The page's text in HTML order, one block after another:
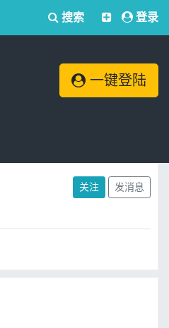
搜索 登录
一键登陆
关注 发消息